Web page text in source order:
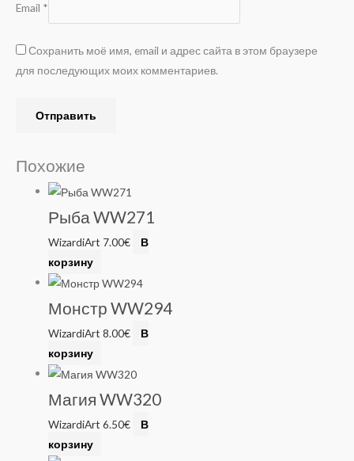
Email *
Сохранить моё имя, email и адрес сайта в этом браузере
для последующих моих комментариев.
Похожие
Рыба WW271
WizardiArt 7.00€
В
корзину
Монстр WW294
WizardiArt8.00€
В
корзину
Магия WW320
WizardiArt6.50€
В
корзину